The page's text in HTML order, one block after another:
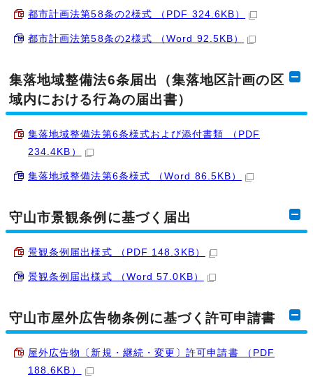
都市計画法第58条の2様式 （PDF 324.6KB）
都市計画法第58条の2様式 （Word 92.5KB）
集落地域整備法6条届出（集落地区計画の区
域内における行為の届出書）
集落地域整備法第6条様式および添付書類 （PDF
234.4KB）
集落地域整備法第6条様式 （Word 86.5KB）
守山市景観条例に基づく届出
景観条例届出様式 （PDF 148.3KB）
景観条例届出様式 （Word 57.0KB）
守山市屋外広告物条例に基づく許可申請書
屋外広告物〔新規・継続・変更〕許可申請書 （PDF
188.6KB）